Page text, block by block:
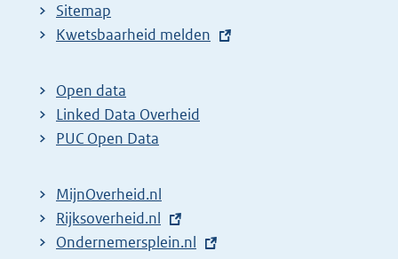
Sitemap
E
t
e
r
l
i
n
Kwetsbaarheid melden
Open data
Linked Data Overheid
PUC Open Data
MijnOverheid.nl
E
x
Rijksoverheid.nl
E
Ondernemersplein.nl